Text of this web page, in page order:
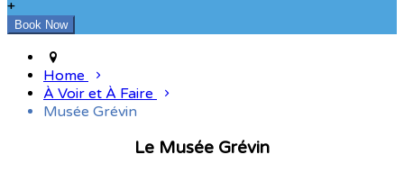
+
Home
À Voir et À Faire
Musée Grévin
Le Musée Grévin